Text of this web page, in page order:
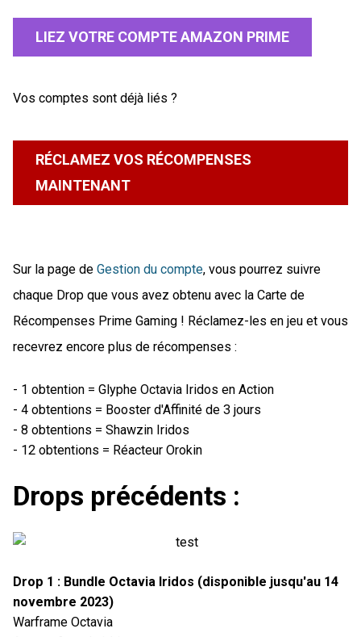
LIEZ VOTRE COMPTE AMAZON PRIME
Vos comptes sont déjà liés ?
RÉCLAMEZ VOS RÉCOMPENSES
MAINTENANT
Sur la page de Gestion du compte, vous pourrez suivre
chaque Drop que vous avez obtenu avec la Carte de
Récompenses Prime Gaming ! Réclamez-les en jeu et vous
recevrez encore plus de récompenses :
- 1 obtention = Glyphe Octavia Iridos en Action
- 4 obtentions = Booster d'Affinité de 3 jours
- 8 obtentions = Shawzin Iridos
- 12 obtentions = Réacteur Orokin
Drops précédents :
Drop 1 : Bundle Octavia Iridos (disponible jusqu'au 14
novembre 2023)
Warframe Octavia